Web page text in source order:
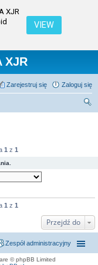
XJR
VIEW
XJR
Zaloguj się
Zarejestruj się
1 z 1
1 z 1
Przejdź do
Zespół administracyjny
© phpBB Limited